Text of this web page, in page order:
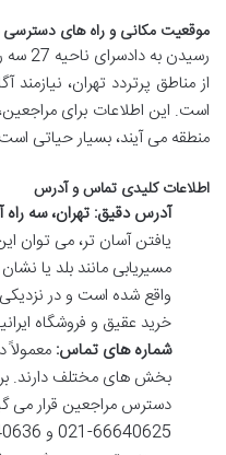
موقعیت مکانی و راه های دسترسی به
از مناطق پرتردد تهران،
است. این اطلاعات برای
منطقه می آیند، بسیار حیاتی
اطلاعات کلیدی تماس و آدرس
آدرس دقیق: تهران، سه راه
یافتن آسان تر، می توان
مسیریابی مانند بلد یا
واقع شده است و در نزدیکی
خرید عقیق و فروشگاه
شماره های تماس: معمولاً
بخش های مختلف دارند.